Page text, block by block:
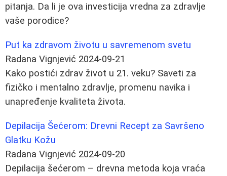
pitanja. Da li je ova investicija vredna za zdravlje
vaše porodice?
Put ka zdravom životu u savremenom svetu
Radana Vignjević 2024-09-21
Kako postići zdrav život u 21. veku? Saveti za
fizičko i mentalno zdravlje, promenu navika i
unapređenje kvaliteta života.
Depilacija Šećerom: Drevni Recept za Savršeno
Glatku Kožu
Radana Vignjević 2024-09-20
Depilacija šećerom – drevna metoda koja vraća